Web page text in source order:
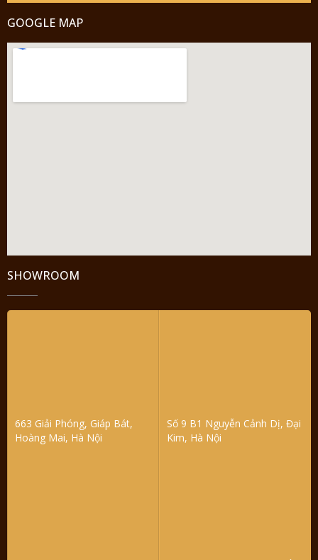
GOOGLE MAP
SHOWROOM
663 Giải Phóng, Giáp Bát,
Hoàng Mai, Hà Nội
Số 9 B1 Nguyễn Cảnh Dị, Đại
Kim, Hà Nội